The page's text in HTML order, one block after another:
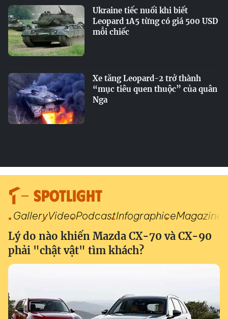
Ukraine tiếc nuối khi biết
Leopard 1A5 từng có giá 500 USD
mỗi chiếc
Xe tăng Leopard-2 trở thành
“mục tiêu quen thuộc” của quân
Nga
SPOTLIGHT
GalleryVideoPodcastInfographiceMagazine
Lý do nào khiến Mazda CX-70 và CX-90
phải "chật vật" tìm khách?